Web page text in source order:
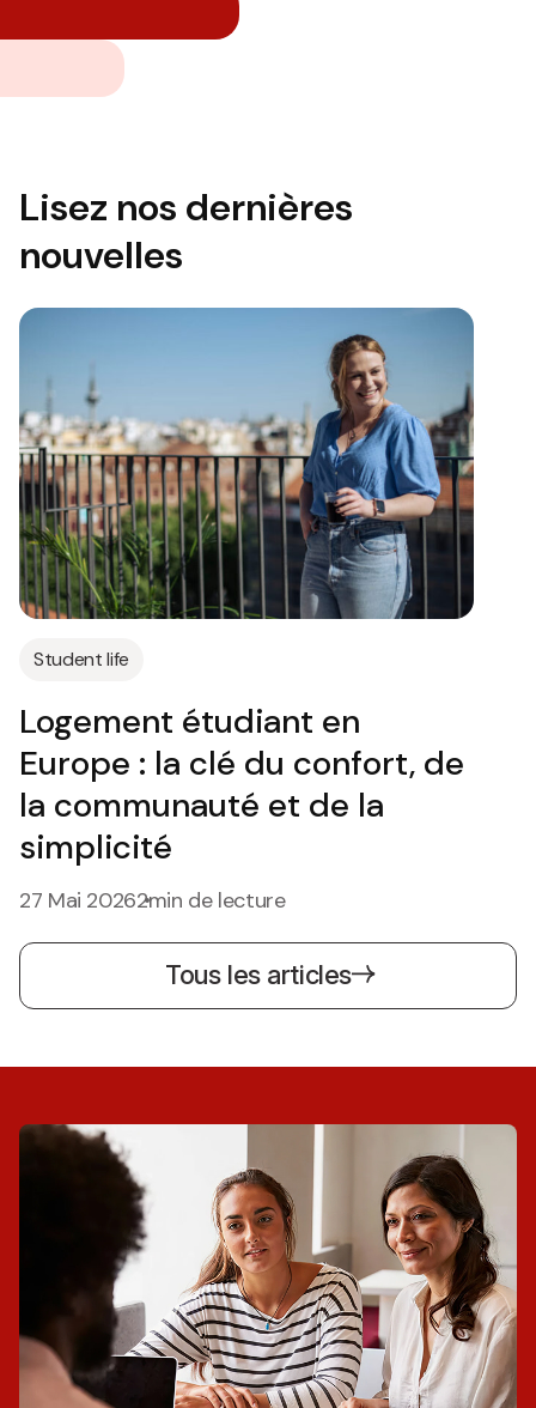
Lisez nos dernières
nouvelles
Student life
Logement étudiant en
Europe : la clé du confort, de
la communauté et de la
simplicité
27 Mai 20262min de lecture
Tous les articles